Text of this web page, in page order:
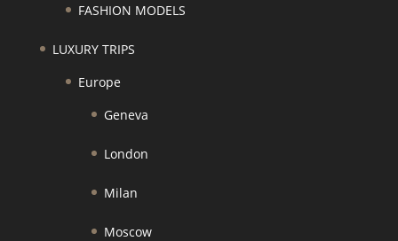
FASHION MODELS
LUXURY TRIPS
Europe
Geneva
London
Milan
Moscow